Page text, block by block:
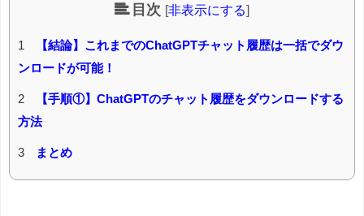
目次 [非表示にする]
1
【結論】これまでのChatGPTチャット履歴は一括でダウ
ンロードが可能！
2
【手順①】ChatGPTのチャット履歴をダウンロードする
方法
3 まとめ